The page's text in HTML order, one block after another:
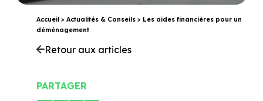
Accueil >Actualités & Conseils > Les aides financières pour un
déménagement
Retour aux articles
PARTAGER